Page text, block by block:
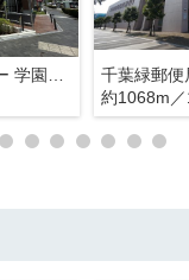
（株）ヤオコー 学園前店
千葉緑郵便
約1068m